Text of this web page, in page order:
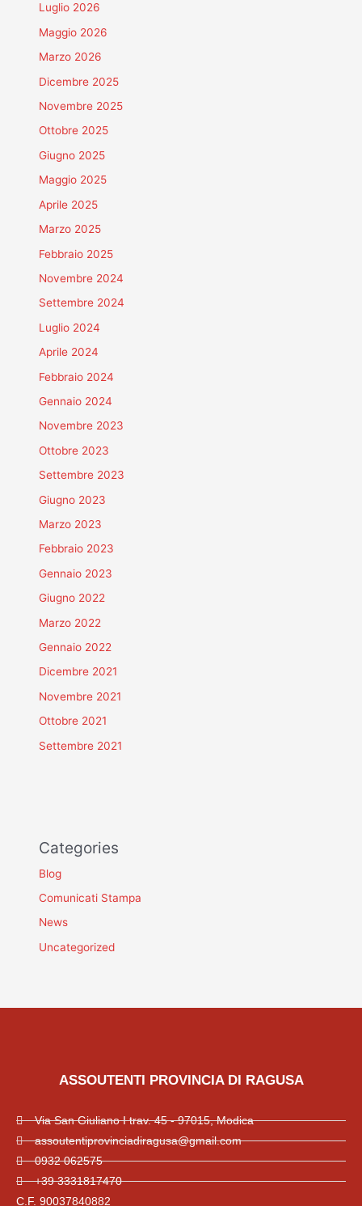
Luglio 2026
Maggio 2026
Marzo 2026
Dicembre 2025
Novembre 2025
Ottobre 2025
Giugno 2025
Maggio 2025
Aprile 2025
Marzo 2025
Febbraio 2025
Novembre 2024
Settembre 2024
Luglio 2024
Aprile 2024
Febbraio 2024
Gennaio 2024
Novembre 2023
Ottobre 2023
Settembre 2023
Giugno 2023
Marzo 2023
Febbraio 2023
Gennaio 2023
Giugno 2022
Marzo 2022
Gennaio 2022
Dicembre 2021
Novembre 2021
Ottobre 2021
Settembre 2021
Categories
Blog
Comunicati Stampa
News
Uncategorized
ASSOUTENTI PROVINCIA DI RAGUSA
Via San Giuliano I trav. 45 - 97015, Modica
assoutentiprovinciadiragusa@gmail.com
0932 062575
+39 3331817470
C.F. 90037840882